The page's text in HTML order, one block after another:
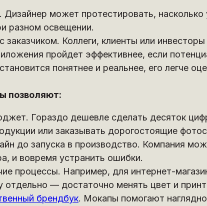
Дизайнер может протестировать,
разном освещении.
заказчиком. Коллеги, клиенты или
пройдет эффективнее, если
понятнее и реальнее, его легче
позволяют:
Гораздо дешевле сделать десяток
или заказывать дорогостоящие
до запуска в производство. Компания
и вовремя устранить ошибки.
процессы. Например, для интернет-
— достаточно менять цвет и
брендбук. Мокапы помогают